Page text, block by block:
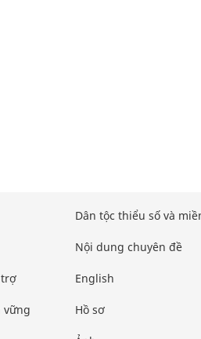
vững
Dân tộc thiểu số và
Nội dung chuyên đề
English
Hồ sơ